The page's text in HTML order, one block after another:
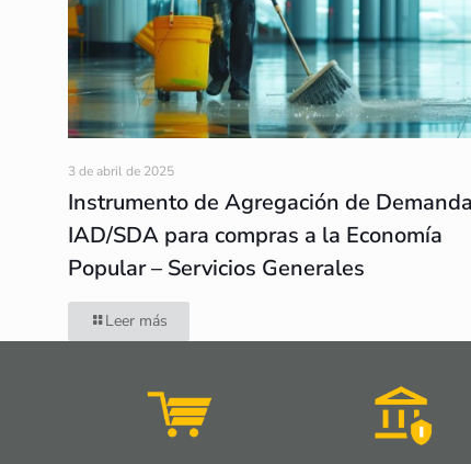
3 de abril de 2025
Instrumento de Agregación de
IAD/SDA para compras a la Economía
Popular – Servicios Generales
Leer más